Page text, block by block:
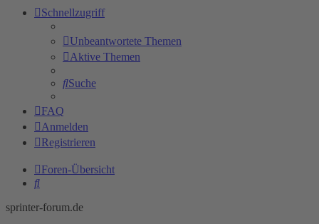
Schnellzugriff
Unbeantwortete Themen
Aktive Themen
Suche
FAQ
Anmelden
Registrieren
Foren-Übersicht
Suche
sprinter-forum.de